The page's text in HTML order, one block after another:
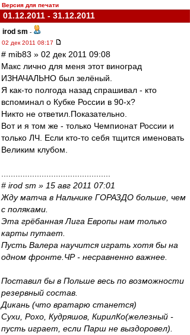
Версия для печати
01.12.2011 - 31.12.2011
irod sm -
02 дек 2011 08:17
# mib83 » 02 дек 2011 09:08
Макс лично для меня этот виноград
ИЗНАЧАЛЬНО был зелёный.
Я как-то полгода назад спрашивал - кто
вспоминал о Кубке России в 90-х?
Никто не ответил.Показательно.
Вот и я том же - только Чемпионат России и
только ЛЧ. Если кто-то себя тщится именовать
Великим клубом.
# irod sm » 15 авг 2011 07:01
Жду матча в Нальчике ГОРАЗДО больше, чем
с поляками.
Эта грёбанная Лига Европы нам только
карты путает.
Пусть Валера научится играть хотя бы на
одном фронте.ЧР - несравненно важнее.
Поставил бы в Польше весь по возможности
резервный состав.
Дикань (что вратарю станется)
Сухи, Рохо, Кудряшов, КирилКо(железный -
пусть играет, если Парш не выздоровел).